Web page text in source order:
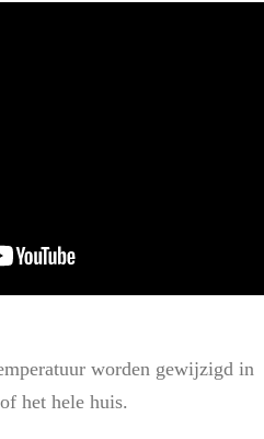
worden gewijzigd in
het hele huis.